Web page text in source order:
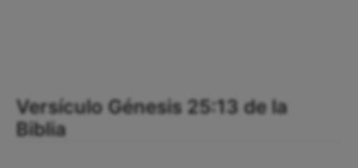
Versículo Génesis 25:13 de la
Biblia